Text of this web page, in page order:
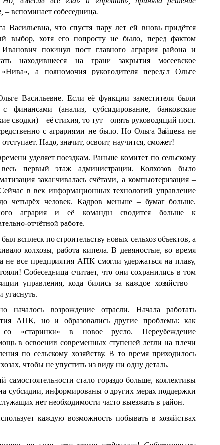
– вспоминает собеседница.
Васильевна, что спустя пару лет ей вновь придётся
выбор, хотя его попросту не было, перед фактом
покинул пост главного агрария района и
находившееся на грани закрытия мосеевское
«Нива», а полномочия руководителя передал Ольге
Васильевне. Если её функции заместителя были
финансами (анализ, субсидирование, банковские
сводки) – её стихия, то тут – опять руководящий пост.
с аграриями не было. Но Ольга Зайцева не
Надо, значит, освоит, научится, сможет!
уделяет поездкам. Раньше комитет по сельскому
весь первый этаж администрации. Колхозов было
заканчивалась счётами, а компьютеризация –
в век информационных технологий управление
четырёх человек. Кадров меньше – бумаг больше.
агрария и её команды сводится больше к
отчётной работе.
всплеск по строительству новых сельхоз объектов, а
колхозы, работа кипела. В девяностые, во время
не все предприятия АПК смогли удержаться на плаву,
Собеседница считает, что они сохранились в том
управления, кода бились за каждое хозяйство –
угаснуть.
началось возрождение отрасли. Начала работать
АПК, но и образовались другие проблемы: как
со «старинки» в новое русло. Переубеждение
в освоении современных ступеней легли на плечи
по сельскому хозяйству. В то время приходилось
чтобы не упустить из виду ни одну деталь.
самостоятельности стало гораздо больше, коллективы
субсидии, информированы о других мерах поддержки
нет необходимости часто выезжать в район.
каждую возможность побывать в хозяйствах